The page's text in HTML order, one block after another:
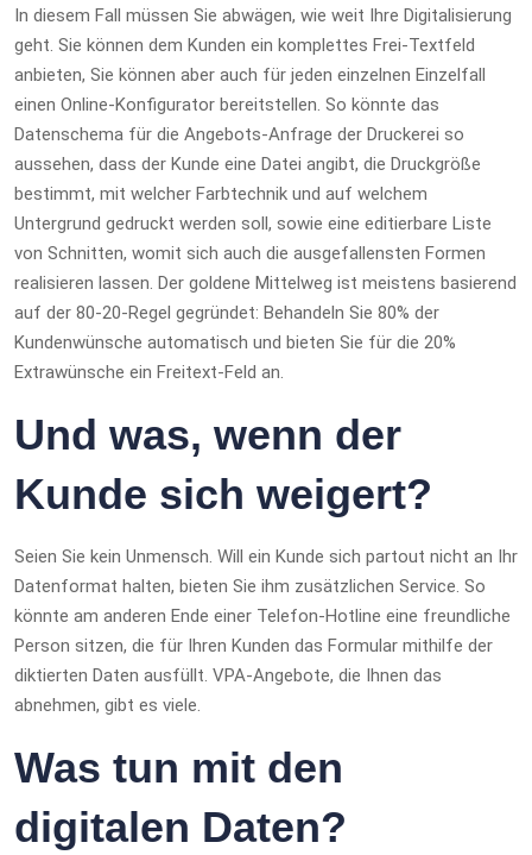
In diesem Fall müssen Sie abwägen, wie weit Ihre Digitalisierung
geht. Sie können dem Kunden ein komplettes Frei-Textfeld
anbieten, Sie können aber auch für jeden einzelnen Einzelfall
einen Online-Konfigurator bereitstellen. So könnte das
Datenschema für die Angebots-Anfrage der Druckerei so
aussehen, dass der Kunde eine Datei angibt, die Druckgröße
bestimmt, mit welcher Farbtechnik und auf welchem
Untergrund gedruckt werden soll, sowie eine editierbare Liste
von Schnitten, womit sich auch die ausgefallensten Formen
realisieren lassen. Der goldene Mittelweg ist meistens basierend
auf der 80-20-Regel gegründet: Behandeln Sie 80% der
Kundenwünsche automatisch und bieten Sie für die 20%
Extrawünsche ein Freitext-Feld an.
Und was, wenn der
Kunde sich weigert?
Seien Sie kein Unmensch. Will ein Kunde sich partout nicht an Ihr
Datenformat halten, bieten Sie ihm zusätzlichen Service. So
könnte am anderen Ende einer Telefon-Hotline eine freundliche
Person sitzen, die für Ihren Kunden das Formular mithilfe der
diktierten Daten ausfüllt. VPA-Angebote, die Ihnen das
abnehmen, gibt es viele.
Was tun mit den
digitalen Daten?